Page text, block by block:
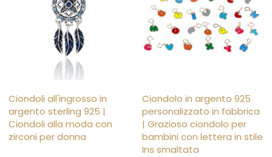
Ciondoli all'ingrosso in
argento sterling 925 |
Ciondoli alla moda con
zirconi per donna
Ciondolo in argento 925
personalizzato in fabbrica
| Grazioso ciondolo per
bambini con lettera in stile
Ins smaltata